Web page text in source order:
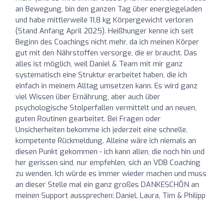
an Bewegung, bin den ganzen Tag über energiegeladen
und habe mittlerweile 11,8 kg Körpergewicht verloren
(Stand Anfang April 2025). Heißhunger kenne ich seit
Beginn des Coachings nicht mehr, da ich meinen Körper
gut mit den Nährstoffen versorge, die er braucht. Das
alles ist möglich, weil Daniel & Team mit mir ganz
systematisch eine Struktur erarbeitet haben, die ich
einfach in meinem Alltag umsetzen kann. Es wird ganz
viel Wissen über Ernährung, aber auch über
psychologische Stolperfallen vermittelt und an neuen,
guten Routinen gearbeitet. Bei Fragen oder
Unsicherheiten bekomme ich jederzeit eine schnelle,
kompetente Rückmeldung. Alleine wäre ich niemals an
diesen Punkt gekommen - ich kann allen, die noch hin und
her gerissen sind, nur empfehlen, sich an VDB Coaching
zu wenden. Ich würde es immer wieder machen und muss
an dieser Stelle mal ein ganz großes DANKESCHÖN an
meinen Support aussprechen: Daniel, Laura, Tim & Philipp